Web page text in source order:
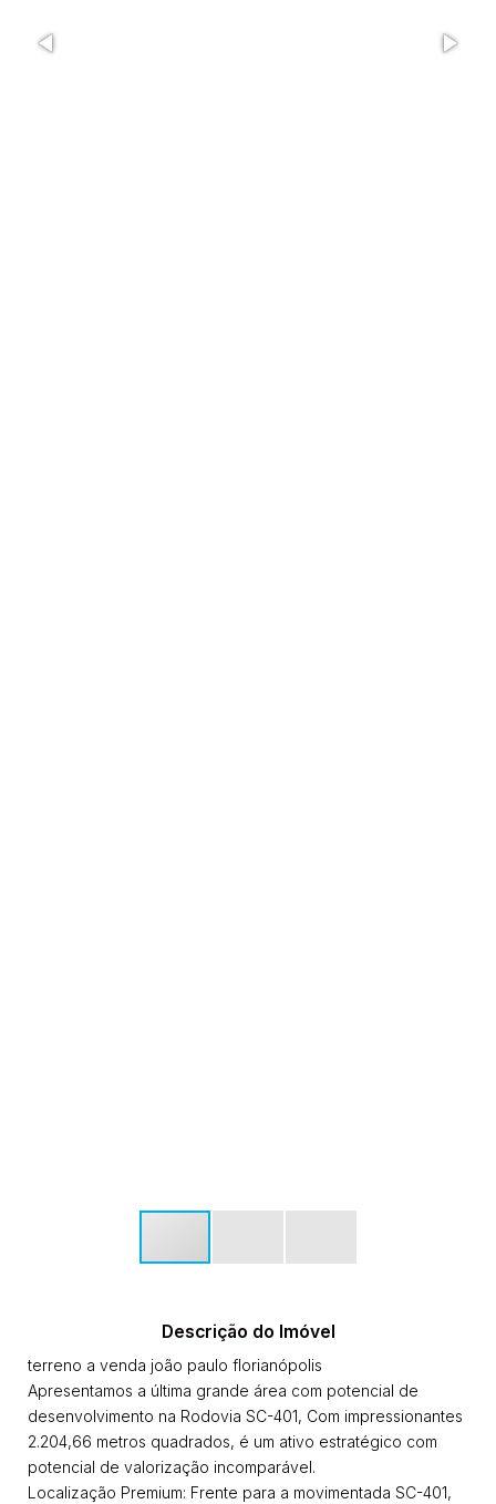
Descrição do Imóvel
terreno a venda joão paulo florianópolis
Apresentamos a última grande área com potencial de
desenvolvimento na Rodovia SC-401, Com impressionantes
2.204,66 metros quadrados, é um ativo estratégico com
potencial de valorização incomparável.
Localização Premium: Frente para a movimentada SC-401,